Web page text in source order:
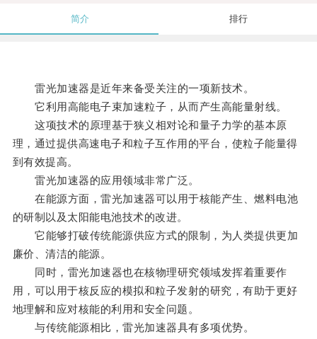
简介 排行
雷光加速器是近年来备受关注的一项新技术。
它利用高能电子束加速粒子，从而产生高能量射线。
这项技术的原理基于狭义相对论和量子力学的基本原
理，通过提供高速电子和粒子互作用的平台，使粒子能量得
到有效提高。
雷光加速器的应用领域非常广泛。
在能源方面，雷光加速器可以用于核能产生、燃料电池
的研制以及太阳能电池技术的改进。
它能够打破传统能源供应方式的限制，为人类提供更加
廉价、清洁的能源。
同时，雷光加速器也在核物理研究领域发挥着重要作
用，可以用于核反应的模拟和粒子发射的研究，有助于更好
地理解和应对核能的利用和安全问题。
与传统能源相比，雷光加速器具有多项优势。